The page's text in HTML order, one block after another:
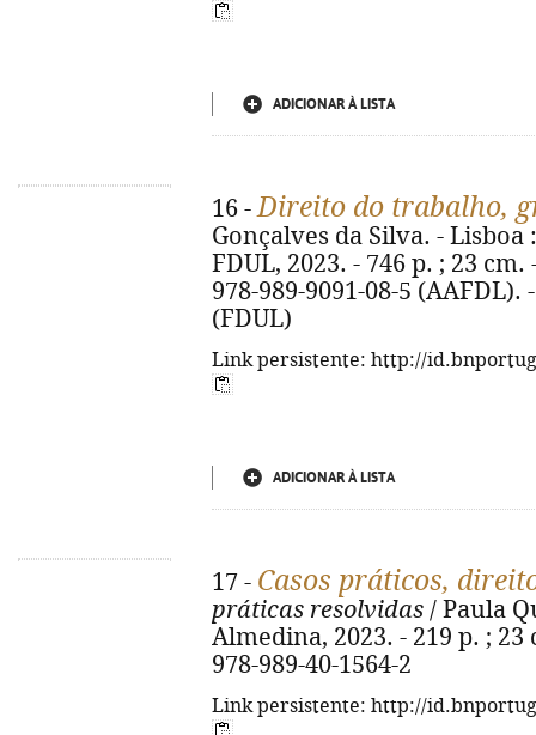
ADICIONAR À LISTA
16 -Direito do trabalho,
Gonçalves da Silva. -
FDUL, 2023. - 746 p. ; 23
978-989-9091-08-5 (AAFDL).
(FDUL)
Link persistente: http://
ADICIONAR À LISTA
17 - Casos práticos,
práticas resolvidas / Paula
Almedina, 2023. - 219 p. ; 23
978-989-40-1564-2
Link persistente: http://